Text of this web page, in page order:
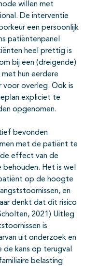
willen met
De interventie
een persoonlijk
patiëntenpanel
heel prettig is
bij een (dreigende)
hun eerdere
voor overleg. Ook is
expliciet te
opgenomen.
bevonden
met de patiënt te
effect van de
Het is wel
op de hoogte
en
denkt dat dit risico
2021) Uitleg
is
uit onderzoek en
de kans op terugval
belasting